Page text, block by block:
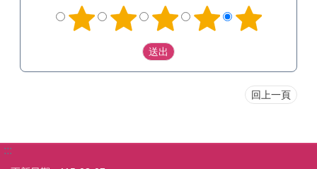
回上一頁
:::